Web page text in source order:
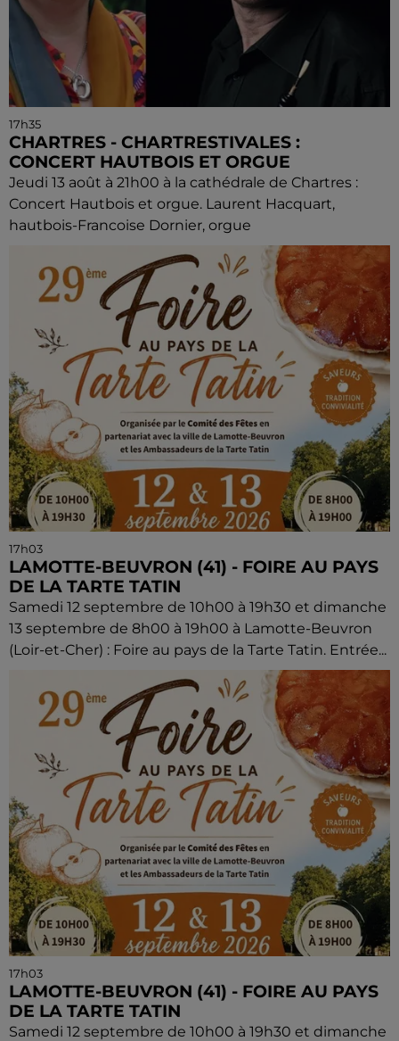
17h35
CHARTRES - CHARTRESTIVALES :
CONCERT HAUTBOIS ET ORGUE
Jeudi 13 août à 21h00 à la cathédrale de Chartres :
Concert Hautbois et orgue. Laurent Hacquart,
hautbois-Francoise Dornier, orgue
17h03
LAMOTTE-BEUVRON (41) - FOIRE AU PAYS
DE LA TARTE TATIN
Samedi 12 septembre de 10h00 à 19h30 et dimanche
13 septembre de 8h00 à 19h00 à Lamotte-Beuvron
(Loir-et-Cher) : Foire au pays de la Tarte Tatin. Entrée...
17h03
LAMOTTE-BEUVRON (41) - FOIRE AU PAYS
DE LA TARTE TATIN
Samedi 12 septembre de 10h00 à 19h30 et dimanche